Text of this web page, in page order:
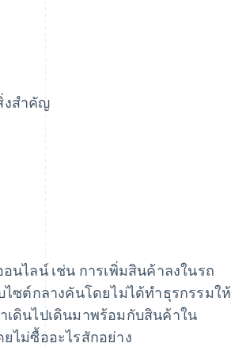
งสำคัญ
นไลน์ เช่น การเพิ่มสินค้าลงในรถ
ไซต์กลางคันโดยไม่ได้ทําธุรกรรมให้
ดินไปเดินมาพร้อมกับสินค้าใน
ไม่ซื้ออะไรสักอย่าง